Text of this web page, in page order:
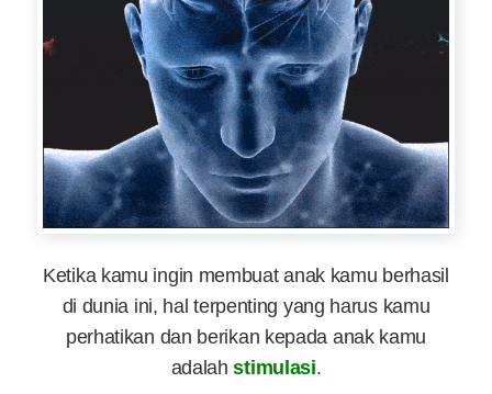
Ketika kamu ingin membuat anak kamu berhasil
di dunia ini, hal terpenting yang harus kamu
perhatikan dan berikan kepada anak kamu
adalahstimulasi.